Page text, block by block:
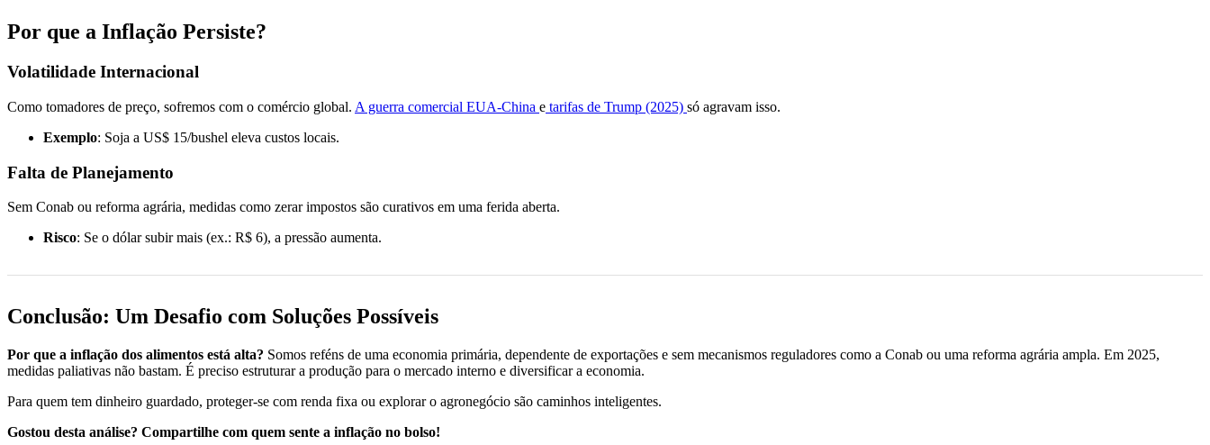
Por que a Inflação Persiste?
Volatilidade Internacional
Como tomadores de preço, sofremos com o comércio global. A guerra comercial EUA-China e tarifas de Trump (2025) só agravam isso.
Exemplo: Soja a US$ 15/bushel eleva custos locais.
Falta de Planejamento
Sem Conab ou reforma agrária, medidas como zerar impostos são curativos em uma ferida aberta.
Risco: Se o dólar subir mais (ex.: R$ 6), a pressão aumenta.
Conclusão: Um Desafio com Soluções Possíveis
Por que a inflação dos alimentos está alta? Somos reféns de uma economia primária, dependente de exportações e sem mecanismos reguladores como a Conab ou uma reforma agrária ampla. Em 2025,
medidas paliativas não bastam. É preciso estruturar a produção para o mercado interno e diversificar a economia.
Para quem tem dinheiro guardado, proteger-se com renda fixa ou explorar o agronegócio são caminhos inteligentes.
Gostou desta análise? Compartilhe com quem sente a inflação no bolso!